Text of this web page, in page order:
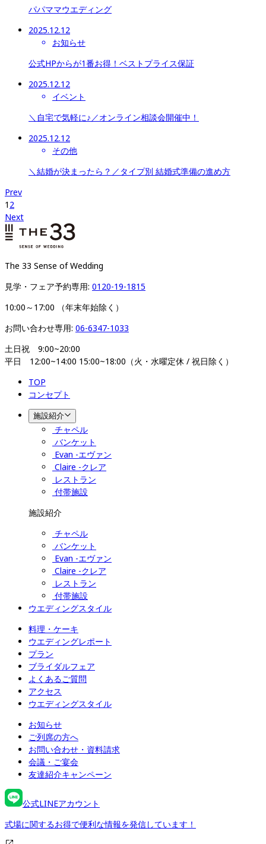
パパママウエディング
2025.12.12
お知らせ
公式HPからが1番お得​​​​​​​！ベストプライス保証
2025.12.12
イベント
＼自宅で気軽に♪／オンライン相談会開催中！
2025.12.12
その他
＼結婚が決まったら？／タイプ別 結婚式準備の進め方
Prev
1 2
Next
The 33 Sense of Wedding
見学・フェア予約専用: 0120-19-1815
10:00～17:00 （年末年始除く）
お問い合わせ専用: 06-6347-1033
土日祝　9:00~20:00
平日　12:00~14:00 15:00~18:00（火・水曜定休 / 祝日除く）
TOP
コンセプト
施設紹介
チャペル
バンケット
Evan -エヴァン
Claire -クレア
レストラン
付帯施設
施設紹介
チャペル
バンケット
Evan -エヴァン
Claire -クレア
レストラン
付帯施設
ウエディングスタイル
料理・ケーキ
ウエディングレポート
プラン
ブライダルフェア
よくあるご質問
アクセス
ウエディングスタイル
お知らせ
ご列席の方へ
お問い合わせ・資料請求
会議・ご宴会
友達紹介キャンペーン
公式LINEアカウント
式場に関するお得で便利な情報を発信しています！